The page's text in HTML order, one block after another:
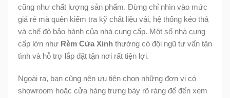
cũng như chất lượng sản phẩm. Đừng chỉ nhìn vào mức
giá rẻ mà quên kiểm tra kỹ chất liệu vải, hệ thống kéo thả
và chế độ bảo hành của nhà cung cấp. Một số nhà cung
cấp lớn như Rèm Cửa Xinh thường có đội ngũ tư vấn tận
tình và hỗ trợ lắp đặt tận nơi rất tiện lợi.
Ngoài ra, bạn cũng nên ưu tiên chọn những đơn vị có
showroom hoặc cửa hàng trưng bày rõ ràng để đến xem